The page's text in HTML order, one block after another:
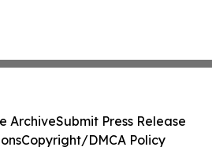
ArchiveSubmit Press Release
Copyright/DMCA Policy